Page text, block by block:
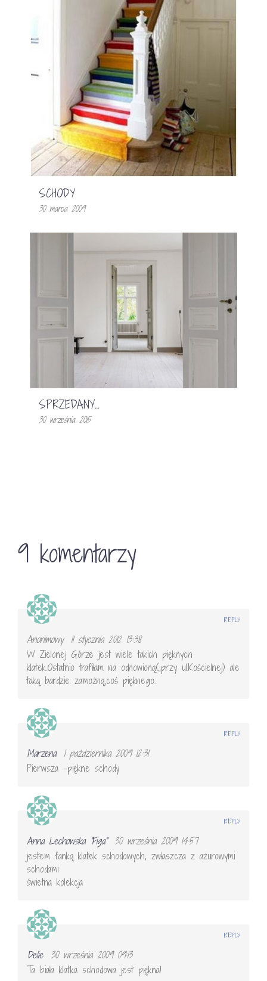
SCHODY
30 marca 2009
SPRZEDANY…
30 września 2015
9 komentarzy
Anonimowy
11 stycznia 2012 13:38
W Zielonej Górze jest wiele takich pięknych
klatek.Ostatnio trafiłam na odnowioną(,przy ul.Kościelnej) ale
taką bardzie zamożną,coś pięknego.
REPLY
Marzena
1 października 2009 12:31
Pierwsza -piękne schody
REPLY
Anna Lechowska "Figa"
30 września 2009 14:57
jestem fanką klatek schodowych, zwłaszcza z ażurowymi
schodami
świetna kolekcja
REPLY
Delie
30 września 2009 09:13
Ta biała klatka schodowa jest piękna!
REPLY